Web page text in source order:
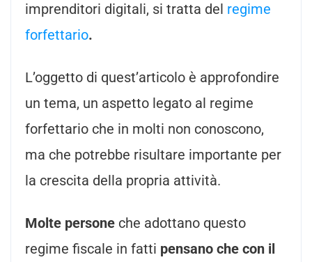
imprenditori digitali, si tratta del regime
forfettario.
L’oggetto di quest’articolo è approfondire
un tema, un aspetto legato al regime
forfettario che in molti non conoscono,
ma che potrebbe risultare importante per
la crescita della propria attività.
Molte persone che adottano questo
regime fiscale in fatti pensano che con il